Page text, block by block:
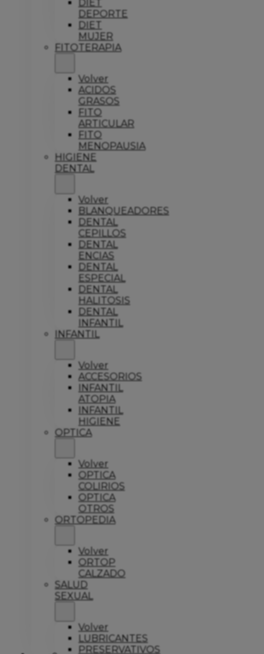
DIET
DEPORTE
DIET
MUJER
FITOTERAPIA
Volver
ACIDOS
GRASOS
FITO
ARTICULAR
FITO
MENOPAUSIA
HIGIENE
DENTAL
Volver
BLANQUEADORES
DENTAL
CEPILLOS
DENTAL
ENCIAS
DENTAL
ESPECIAL
DENTAL
HALITOSIS
DENTAL
INFANTIL
INFANTIL
Volver
ACCESORIOS
INFANTIL
ATOPIA
INFANTIL
HIGIENE
OPTICA
Volver
OPTICA
COLIRIOS
OPTICA
OTROS
ORTOPEDIA
Volver
ORTOP
CALZADO
SALUD
SEXUAL
Volver
LUBRICANTES
PRESERVATIVOS